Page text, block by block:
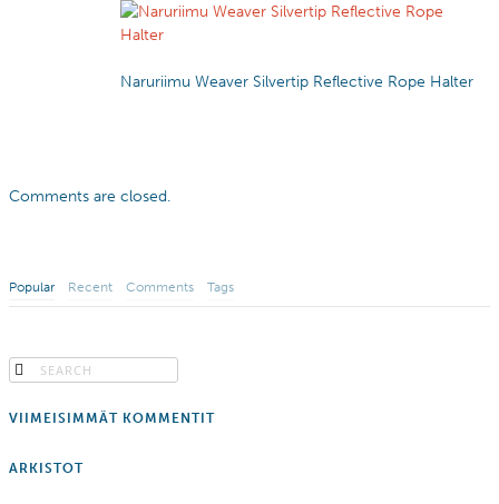
Naruriimu Weaver Silvertip Reflective Rope Halter
Comments are closed.
Popular Recent Comments Tags
VIIMEISIMMÄT KOMMENTIT
ARKISTOT